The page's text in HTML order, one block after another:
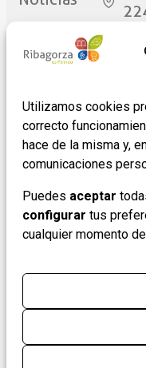
Utilizamos cookies
correcto
hace de la misma y,
comunicaciones
Puedes aceptar
configurar tus
cualquier momento